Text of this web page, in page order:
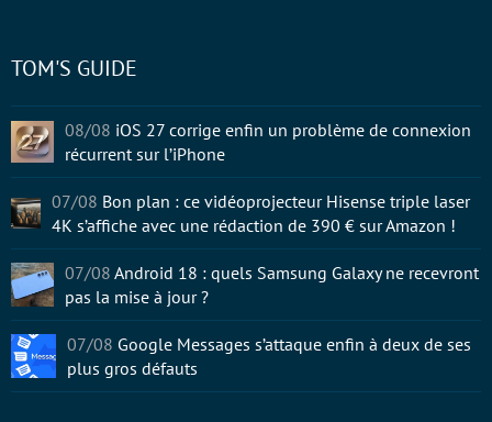
TOM'S GUIDE
08/08 iOS 27 corrige enfin un problème de connexion
récurrent sur l’iPhone
07/08 Bon plan : ce vidéoprojecteur Hisense triple laser
4K s’affiche avec une rédaction de 390 € sur Amazon !
07/08 Android 18 : quels Samsung Galaxy ne recevront
pas la mise à jour ?
07/08 Google Messages s’attaque enfin à deux de ses
plus gros défauts